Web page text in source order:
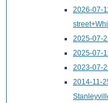
2026-07-
2025-07-
2025-07-
2023-07-
2014-11-